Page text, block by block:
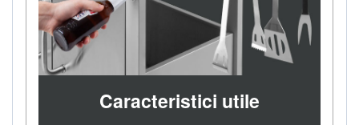
Caracteristici utile